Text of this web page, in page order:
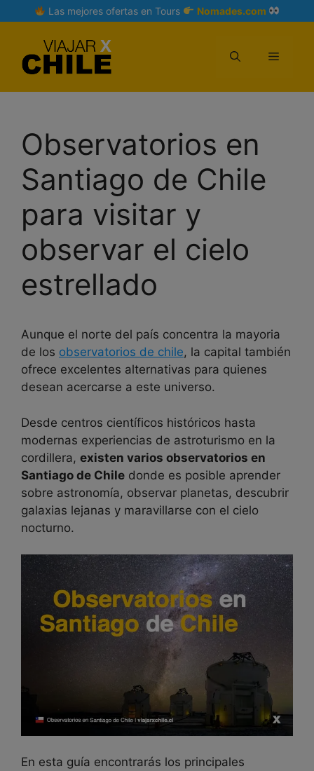
to
Las mejores ofertas en Tours Nomades.com
Menu
Observatorios en
Santiago de Chile
para visitar y
observar el cielo
estrellado
Aunque el norte del país concentra la mayoria
de los observatorios de chile, la capital también
ofrece excelentes alternativas para quienes
desean acercarse a este universo.
Desde centros científicos históricos hasta
modernas experiencias de astroturismo en la
cordillera, existen varios observatorios en
Santiago de Chile donde es posible aprender
sobre astronomía, observar planetas, descubrir
galaxias lejanas y maravillarse con el cielo
nocturno.
En esta guía encontrarás los principales